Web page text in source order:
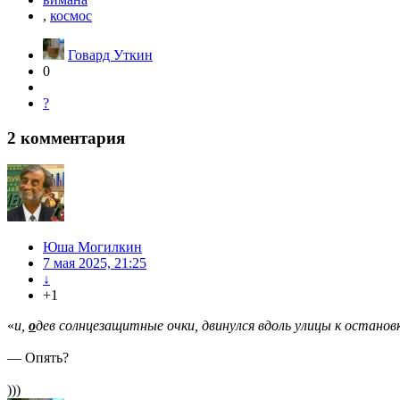
, космос
Говард Уткин
0
?
2 комментария
Юша Могилкин
7 мая 2025, 21:25
↓
+1
«и, одев солнцезащитные очки, двинулся вдоль улицы к
— Опять?
)))